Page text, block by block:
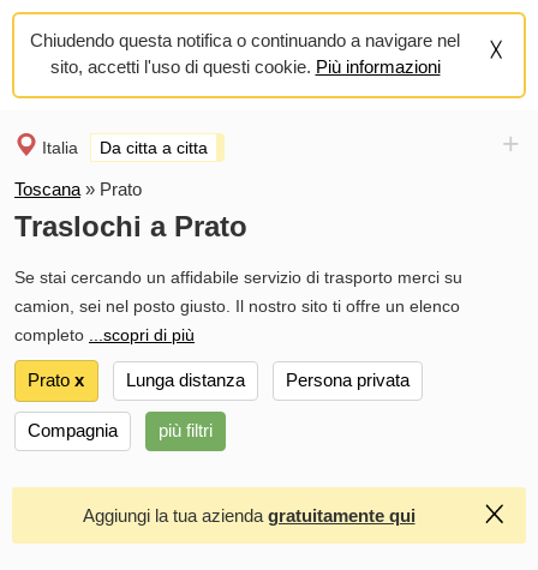
Chiudendo questa notifica o continuando a navigare nel
sito, accetti l'uso di questi cookie. Più informazioni
Italia Da citta a citta +
Toscana » Prato
Traslochi a Prato
Se stai cercando un affidabile servizio di trasporto merci su
camion, sei nel posto giusto. Il nostro sito ti offre un elenco
completo
...scopri di più
Prato х Lunga distanza Persona privata
Compagnia più filtri
Aggiungi la tua azienda gratuitamente qui